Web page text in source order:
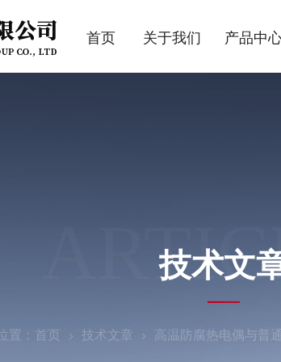
首页 关于我们 产品中
技术文
置： 首页 技术文章 高温防腐热电偶与普